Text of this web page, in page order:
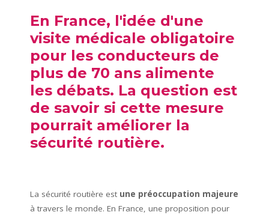
En France, l'idée d'une
visite médicale obligatoire
pour les conducteurs de
plus de 70 ans alimente
les débats. La question est
de savoir si cette mesure
pourrait améliorer la
sécurité routière.
La sécurité routière est une préoccupation majeure
à travers le monde. En France, une proposition pour